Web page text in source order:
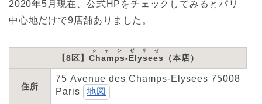
2020年5月現在、公式HPをチェックしてみるとパリ
中心地だけで9店舗ありました。
【8区】 Champs-Elysees
シャンゼリゼ
（本店）
住所
75 Avenue des Champs-Elysees 75008
Paris
地図